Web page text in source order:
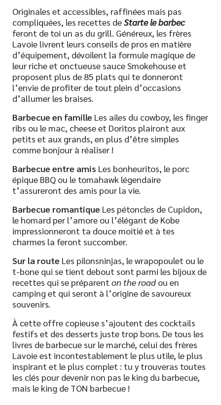
Originales et accessibles, raffinées mais pas
compliquées, les recettes deStarte le barbec
feront de toi un as du grill. Généreux, les frères
Lavoie livrent leurs conseils de pros en matière
d’équipement, dévoilent la formule magique de
leur riche et onctueuse sauce Smokehouse et
proposent plus de 85 plats qui te donneront
l’envie de profiter de tout plein d’occasions
d’allumer les braises.
Barbecue en famille Les ailes du cowboy, les finger
ribs ou le mac, cheese et Doritos plairont aux
petits et aux grands, en plus d’être simples
comme bonjour à réaliser !
Barbecue entre amis Les bonheuritos, le porc
épique BBQ ou le tomahawk légendaire
t’assureront des amis pour la vie.
Barbecue romantique Les pétoncles de Cupidon,
le homard per l’amore ou l’élégant de Kobe
impressionneront ta douce moitié et à tes
charmes la feront succomber.
Sur la route Les pilonsninjas, le wrapopoulet ou le
t-bone qui se tient debout sont parmi les bijoux de
recettes qui se préparent on the roadou en
camping et qui seront à l’origine de savoureux
souvenirs.
À cette offre copieuse s’ajoutent des cocktails
festifs et des desserts juste trop bons. De tous les
livres de barbecue sur le marché, celui des frères
Lavoie est incontestablement le plus utile, le plus
inspirant et le plus complet : tu y trouveras toutes
les clés pour devenir non pas le king du barbecue,
mais le king de TON barbecue !